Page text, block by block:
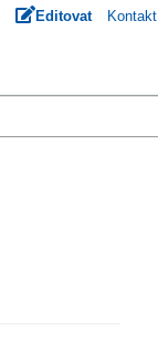
Editovat Kontakt